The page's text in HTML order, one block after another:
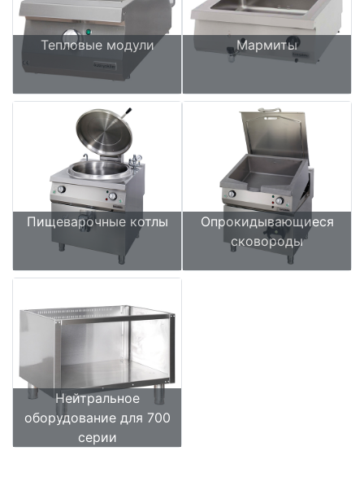
Тепловые модули Мармиты
Пищеварочные котлы
Опрокидывающиеся
сковороды
Нейтральное
оборудование для 700
серии